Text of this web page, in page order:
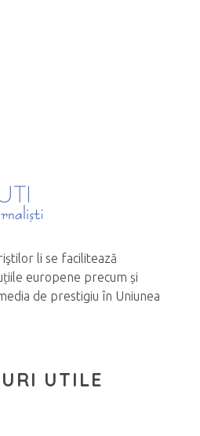
li se facilitează
europene precum și
de prestigiu în Uniunea
UTILE